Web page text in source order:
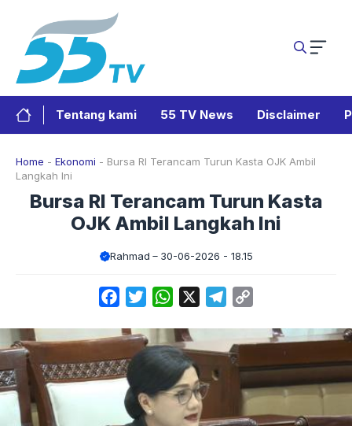
Tentang kami 55 TV News Disclaimer
Home - Ekonomi - Bursa RI Terancam Turun Kasta OJK Ambil
Langkah Ini
Bursa RI Terancam Turun Kasta
OJK Ambil Langkah Ini
Rahmad 30-06-2026 - 18.15
FacebookTwitterWhatsApp Telegram